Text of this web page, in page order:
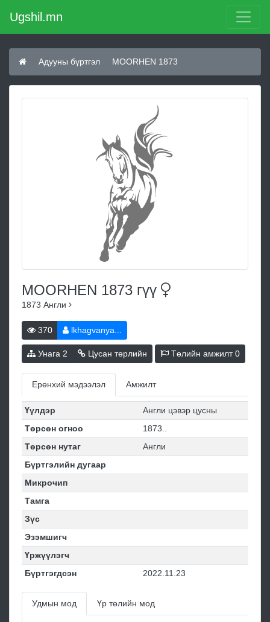
Ugshil.mn
Адууны бүртгэл MOORHEN 1873
MOORHEN 1873 гүү
1873 Англи
370 lkhagvanya...
Унага 2 Цусан төрлийн Төлийн амжилт0
Ерөнхий мэдээлэл Амжилт
Үүлдэр
Англи цэвэр цусны
Төрсөн огноо
1873..
Төрсөн нутаг
Англи
Бүртгэлийн дугаар
Микрочип
Тамга
Зүс
Эзэмшигч
Үржүүлэгч
Бүртгэгдсэн
2022.11.23
Удмын мод Үр төлийн мод